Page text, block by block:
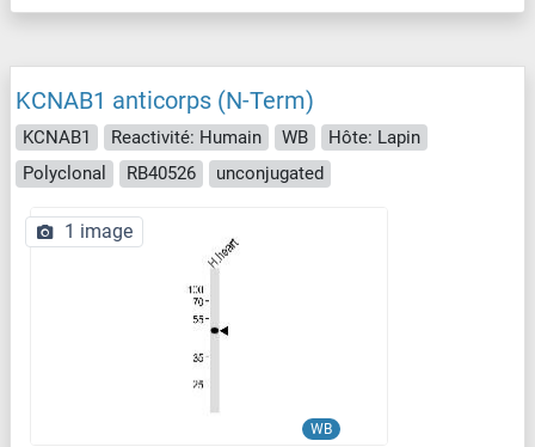
KCNAB1 anticorps (N-Term)
KCNAB1 Reactivité: Humain WB
Hôte: Lapin
Polyclonal
RB40526 unconjugated
WB
1 image